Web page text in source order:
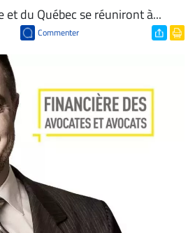
et du Québec se réuniront à...
Commenter